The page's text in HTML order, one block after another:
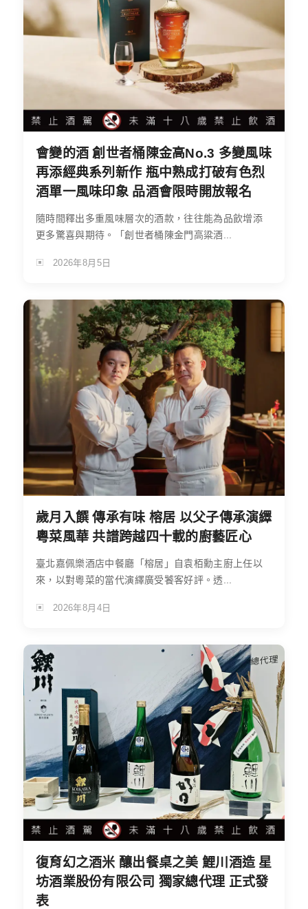
會變的酒 創世者桶陳金高No.3 多變風味
再添經典系列新作 瓶中熟成打破有色烈
酒單一風味印象 品酒會限時開放報名
隨時間釋出多重風味層次的酒款，往往能為品飲增添
更多驚喜與期待。「創世者桶陳金門高粱酒...
2026年8月5日
歲月入饌 傳承有味 榕居 以父子傳承演繹
粵菜風華 共譜跨越四十載的廚藝匠心
臺北嘉佩樂酒店中餐廳「榕居」自袁栢勳主廚上任以
來，以對粵菜的當代演繹廣受饕客好評。透...
2026年8月4日
復育幻之酒米 釀出餐桌之美 鯉川酒造 星
坊酒業股份有限公司 獨家總代理 正式發
表